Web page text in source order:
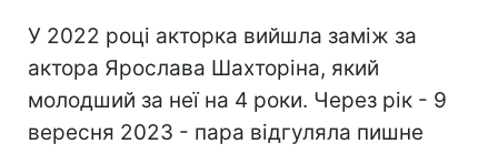
У 2022 році акторка вийшла заміж за
актора Ярослава Шахторіна, який
молодший за неї на 4 роки. Через рік - 9
вересня 2023 - пара відгуляла пишне